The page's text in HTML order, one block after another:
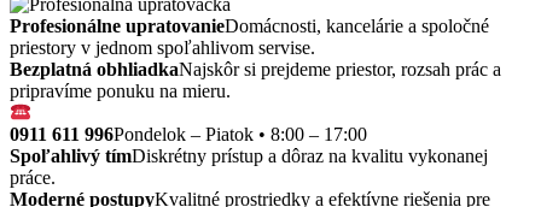
Profesionálne upratovanieDomácnosti, kancelárie a spoločné
priestory v jednom spoľahlivom servise.
Bezplatná obhliadkaNajskôr si prejdeme priestor, rozsah prác a
pripravíme ponuku na mieru.
0911 611 996Pondelok – Piatok • 8:00 – 17:00
Spoľahlivý tímDiskrétny prístup a dôraz na kvalitu vykonanej
práce.
Moderné postupyKvalitné prostriedky a efektívne riešenia pre